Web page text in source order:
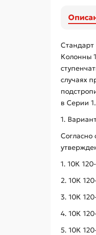
Стандарт
Колонны
случаях
в Серии
1.
Согласно
1. 10К
2. 10К
3. 10К
4. 10К
5. 10К